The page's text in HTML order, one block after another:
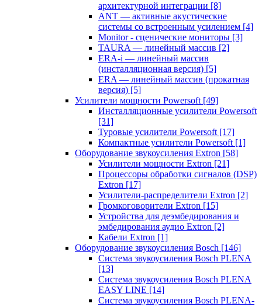
архитектурной интеграции [8]
ANT — активные акустические
системы со встроенным усилением [4]
Monitor - сценические мониторы [3]
TAURA — линейный массив [2]
ERA-i — линейный массив
(инсталляционная версия) [5]
ERA — линейный массив (прокатная
версия) [5]
Усилители мощности Powersoft [49]
Инсталляционные усилители Powersoft
[31]
Туровые усилители Powersoft [17]
Компактные усилители Powersoft [1]
Оборудование звукоусиления Extron [58]
Усилители мощности Extron [21]
Процессоры обработки сигналов (DSP)
Extron [17]
Усилители-распределители Extron [2]
Громкоговорители Extron [15]
Устройства для деэмбедирования и
эмбедирования аудио Extron [2]
Кабели Extron [1]
Оборудование звукоусиления Bosch [146]
Система звукоусиления Bosch PLENA
[13]
Система звукоусиления Bosch PLENA
EASY LINE [14]
Система звукоусиления Bosch PLENA-